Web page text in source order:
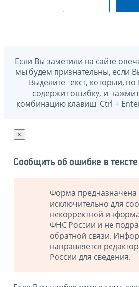
Если Вы заметили на сайте
мы будем признательны, если
Выделите текст, который,
содержит ошибку, и
комбинацию клавиш: Ctrl +
×
Сообщить об ошибке в тексте
Форма предназначена
исключительно для
некорректной
ФНС России и не
обратной связи.
направляется
России для сведения.